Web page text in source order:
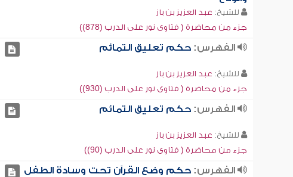
للشيخ: عبد العزيز بن باز
جزء من محاضرة ( فتاوى نور على الدرب (878))
الفهرس:حكم تعليق التمائم
للشيخ: عبد العزيز بن باز
جزء من محاضرة ( فتاوى نور على الدرب (930))
الفهرس:حكم تعليق التمائم
للشيخ: عبد العزيز بن باز
جزء من محاضرة ( فتاوى نور على الدرب (90))
الفهرس:حكم وضع القرآن تحت وسادة الطفل